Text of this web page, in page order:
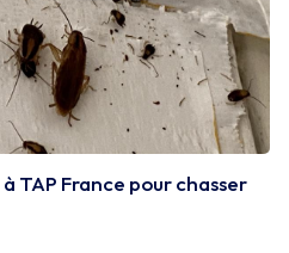
TAP France pour chasser